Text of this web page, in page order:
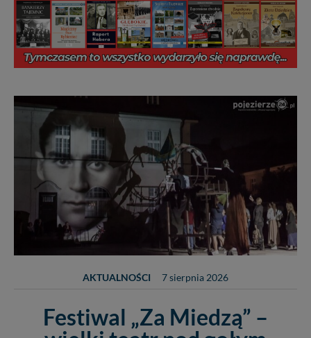
AKTUALNOŚCI 7 sierpnia 2026
Festiwal „Za Miedzą” –